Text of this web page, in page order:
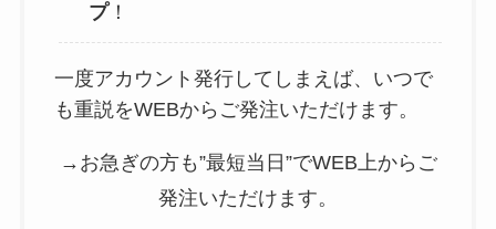
プ！
一度アカウント発行してしまえば、いつで
も重説をWEBからご発注いただけます。
→お急ぎの方も”最短当日”でWEB上からご
発注いただけます。